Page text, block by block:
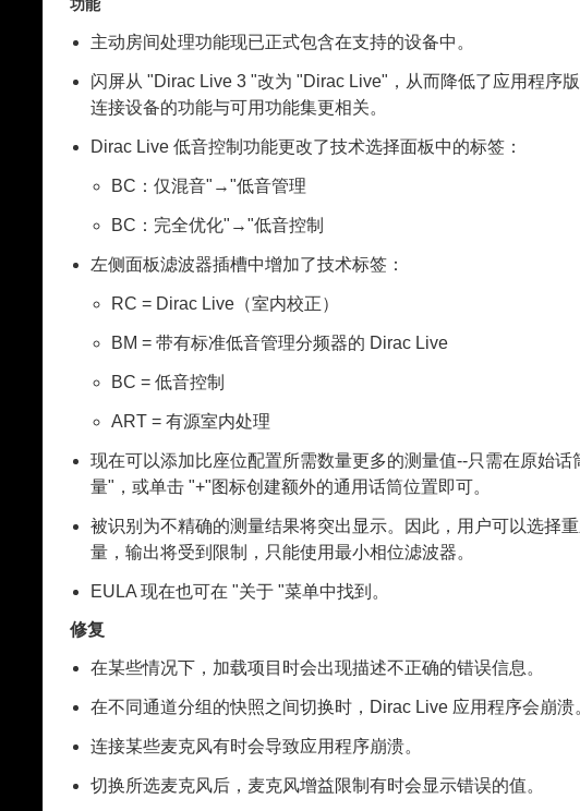
功能
主动房间处理功能现已正式包含在支持的设备中。
闪屏从 "Dirac Live 3 "改为 "Dirac Live"，从而降低了应用程序
连接设备的功能与可用功能集更相关。
Dirac Live 低音控制功能更改了技术选择面板中的标签：
BC：仅混音"→"低音管理
BC：完全优化"→"低音控制
左侧面板滤波器插槽中增加了技术标签：
RC = Dirac Live（室内校正）
BM = 带有标准低音管理分频器的 Dirac Live
BC = 低音控制
ART = 有源室内处理
现在可以添加比座位配置所需数量更多的测量值--只需在原始话
量"，或单击 "+"图标创建额外的通用话筒位置即可。
被识别为不精确的测量结果将突出显示。因此，用户可以选择
量，输出将受到限制，只能使用最小相位滤波器。
EULA 现在也可在 "关于 "菜单中找到。
修复
在某些情况下，加载项目时会出现描述不正确的错误信息。
在不同通道分组的快照之间切换时，Dirac Live 应用程序会崩溃
连接某些麦克风有时会导致应用程序崩溃。
切换所选麦克风后，麦克风增益限制有时会显示错误的值。